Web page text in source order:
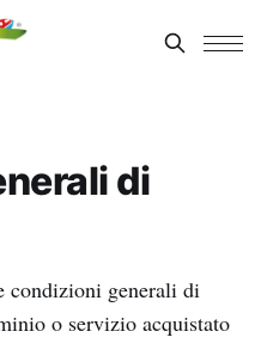
di
condizioni generali di
o servizio acquistato